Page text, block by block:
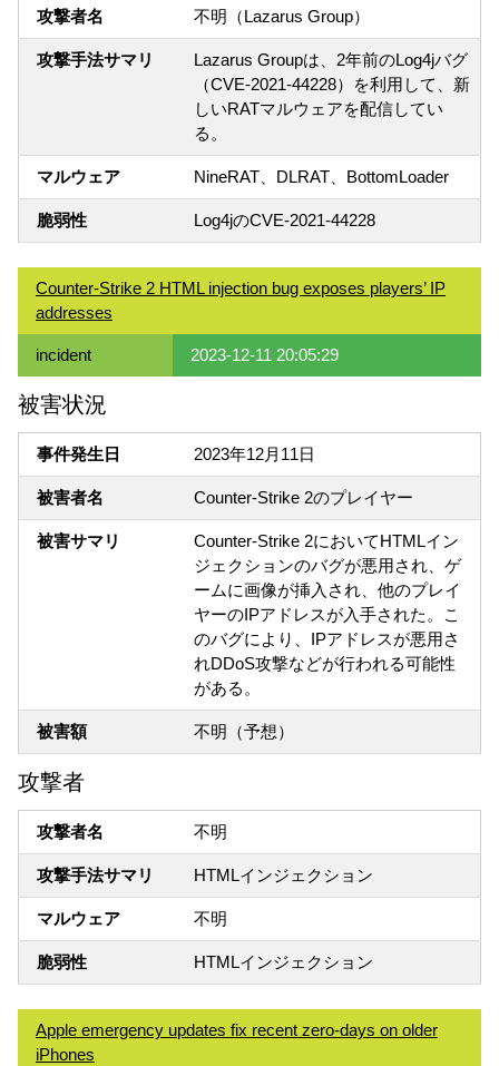
攻撃者名 不明（Lazarus Group）
攻撃手法サマリ
Lazarus Groupは、2年前のLog4jバグ
（CVE-2021-44228）を利用して、新
しいRATマルウェアを配信してい
る。
マルウェア NineRAT、DLRAT、BottomLoader
脆弱性 Log4jのCVE-2021-44228
Counter-Strike 2 HTML injection bug exposes players’ IP
addresses
incident 2023-12-11 20:05:29
被害状況
事件発生日 2023年12月11日
被害者名 Counter-Strike 2のプレイヤー
被害サマリ
Counter-Strike 2においてHTMLイン
ジェクションのバグが悪用され、ゲ
ームに画像が挿入され、他のプレイ
ヤーのIPアドレスが入手された。こ
のバグにより、IPアドレスが悪用さ
れDDoS攻撃などが行われる可能性
がある。
被害額 不明（予想）
攻撃者
攻撃者名 不明
攻撃手法サマリ HTMLインジェクション
マルウェア 不明
脆弱性 HTMLインジェクション
Apple emergency updates fix recent zero-days on older
iPhones